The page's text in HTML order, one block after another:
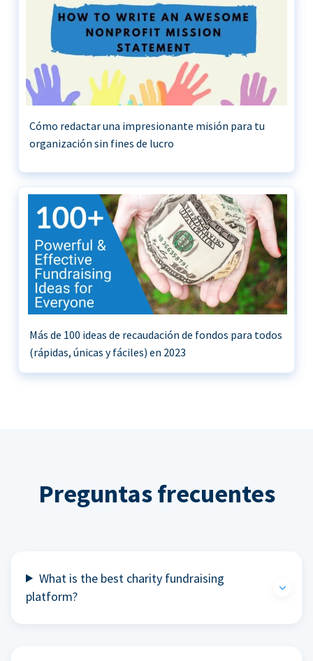
Cómo redactar una impresionante misión para tu
organización sin fines de lucro
Más de 100 ideas de recaudación de fondos para todos
(rápidas, únicas y fáciles) en 2023
Preguntas frecuentes
What is the best charity fundraising
platform?